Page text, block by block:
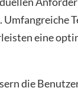
eine
die